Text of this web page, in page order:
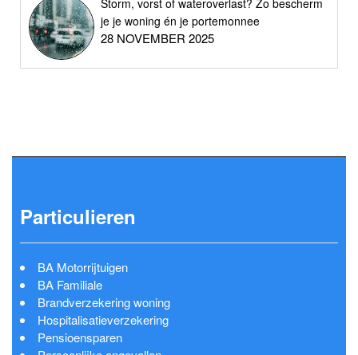
je je woning én je portemonnee
28 NOVEMBER 2025
Particulieren
BA Motorrijtuigen
BA Familiale
Brandverzekering woning
Hospitalisatieverzekering
Pensioensparen